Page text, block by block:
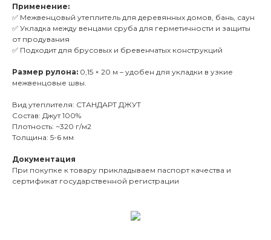
Применение:
✅ Межвенцовый утеплитель для деревянных домов, бань, саун
✅ Укладка между венцами сруба для герметичности и защиты
от продувания
✅ Подходит для брусовых и бревенчатых конструкций
Размер рулона: 0,15 × 20 м – удобен для укладки в узкие
межвенцовые швы.
Вид утеплителя: СТАНДАРТ ДЖУТ
Состав: Джут 100%
Плотность: ~320 г/м2
Толщина: 5-6 мм
Документация
При покупке к товару прикладываем паспорт качества и
сертификат государственной регистрации